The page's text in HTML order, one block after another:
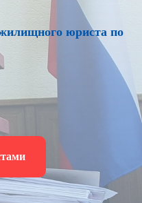
юриста по